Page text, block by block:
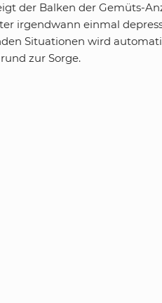
der Balken der Gemüts-
irgendwann einmal
Situationen wird
zur Sorge.